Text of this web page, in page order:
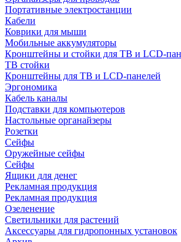
Портативные электростанции
Кабели
Коврики для мыши
Мобильные аккумуляторы
Кронштейны и стойки для ТВ и LCD-
ТВ стойки
Кронштейны для ТВ и LCD-панелей
Эргономика
Кабель каналы
Подставки для компьютеров
Настольные органайзеры
Розетки
Сейфы
Оружейные сейфы
Сейфы
Ящики для денег
Рекламная продукция
Рекламная продукция
Озеленение
Светильники для растений
Аксессуары для гидропонных установок